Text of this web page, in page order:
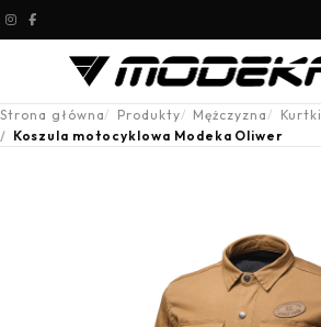
Strona główna Produkty Mężczyzna
Kurtki
Koszula motocyklowa Modeka Oliwer